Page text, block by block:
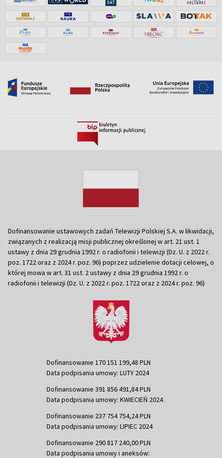
Dofinansowanie ustawowych zadań Telewizji Polskiej S.A. w likwidacji,
związanych z realizacją misji publicznej określonej w art. 21 ust. 1
ustawy z dnia 29 grudnia 1992 r. o radiofonii i telewizji (Dz. U. z 2022 r.
poz. 1722 oraz z 2024 r. poz. 96) poprzez udzielenie dotacji celowej, o
której mowa w art. 31 ust. 2 ustawy z dnia 29 grudnia 1992 r. o
radiofonii i telewizji (Dz. U. z 2022 r. poz. 1722 oraz z 2024 r. poz. 96)
Dofinansowanie 170 151 199,48 PLN
Data podpisania umowy: LUTY 2024
Dofinansowanie 391 856 491,84 PLN
Data podpisania umowy: KWIECIEŃ 2024
Dofinansowanie 237 754 754,24 PLN
Data podpisania umowy: LIPIEC 2024
Dofinansowanie 290 817 240,00 PLN
Data podpisania umowy i aneksów: